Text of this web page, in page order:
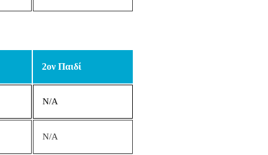
2ον Παιδί
N/A
N/A